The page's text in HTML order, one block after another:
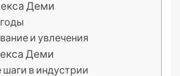
Деми
и увлечения
Деми
в индустрии